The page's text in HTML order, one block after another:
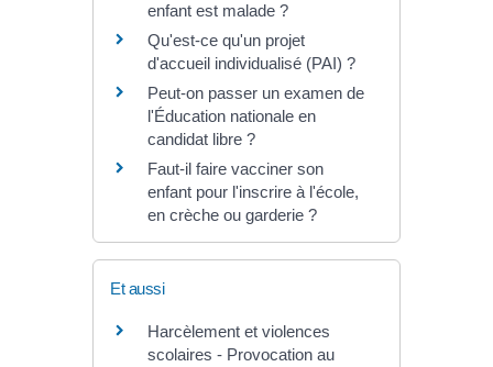
enfant est malade ?
Qu'est-ce qu'un projet
d'accueil individualisé (PAI) ?
Peut-on passer un examen de
l'Éducation nationale en
candidat libre ?
Faut-il faire vacciner son
enfant pour l'inscrire à l'école,
en crèche ou garderie ?
Et aussi
Harcèlement et violences
scolaires - Provocation au